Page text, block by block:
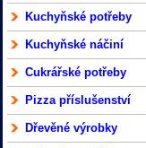
Kuchyňské potřeby
Kuchyňské náčiní
Cukrářské potřeby
Pizza příslušenství
Dřevěné výrobky